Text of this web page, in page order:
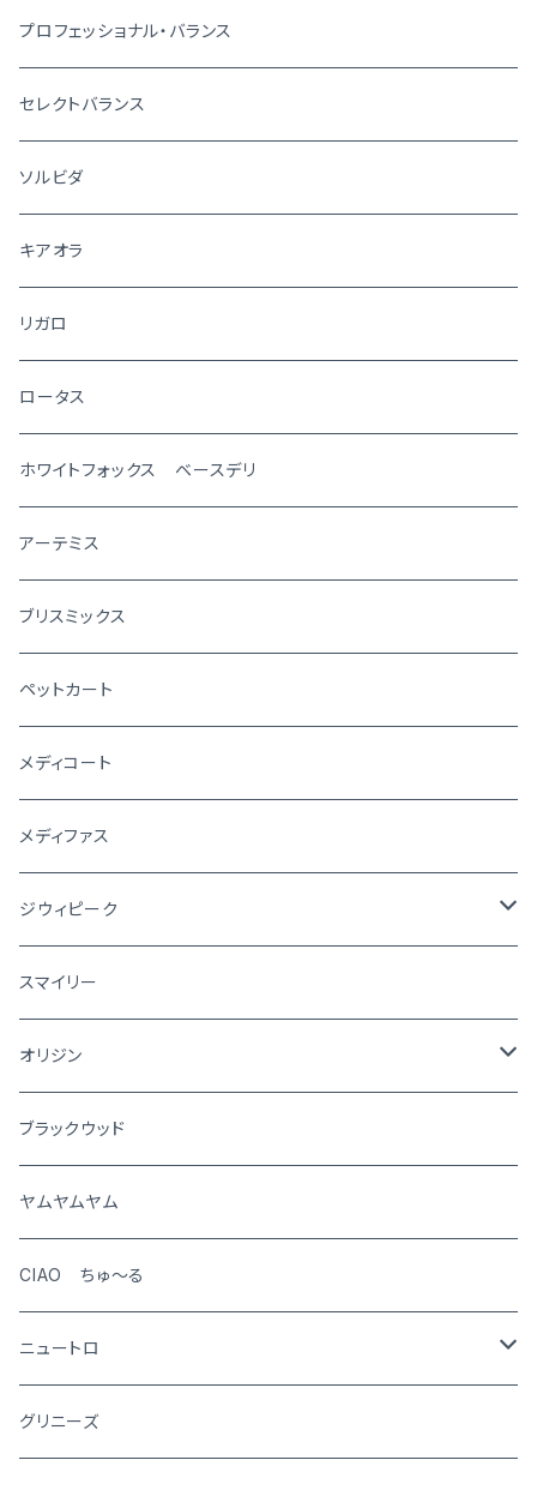
プロフェッショナル・バランス
セレクトバランス
ソルビダ
キアオラ
リガロ
ロータス
ホワイトフォックス ベースデリ
アーテミス
ブリスミックス
ペットカート
メディコート
メディファス
ジウィピーク
犬
猫
スマイリー
オリジン
犬
猫
ブラックウッド
ヤムヤムヤム
CIAO ちゅ～る
ニュートロ
シュプレモ
グリニーズ